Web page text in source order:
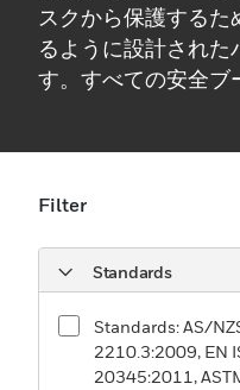
スクから保護する
るように設計され
す。すべての安全ブ
Filter
Standards
Standards: AS/
2210.3:2009, EN
20345:2011,